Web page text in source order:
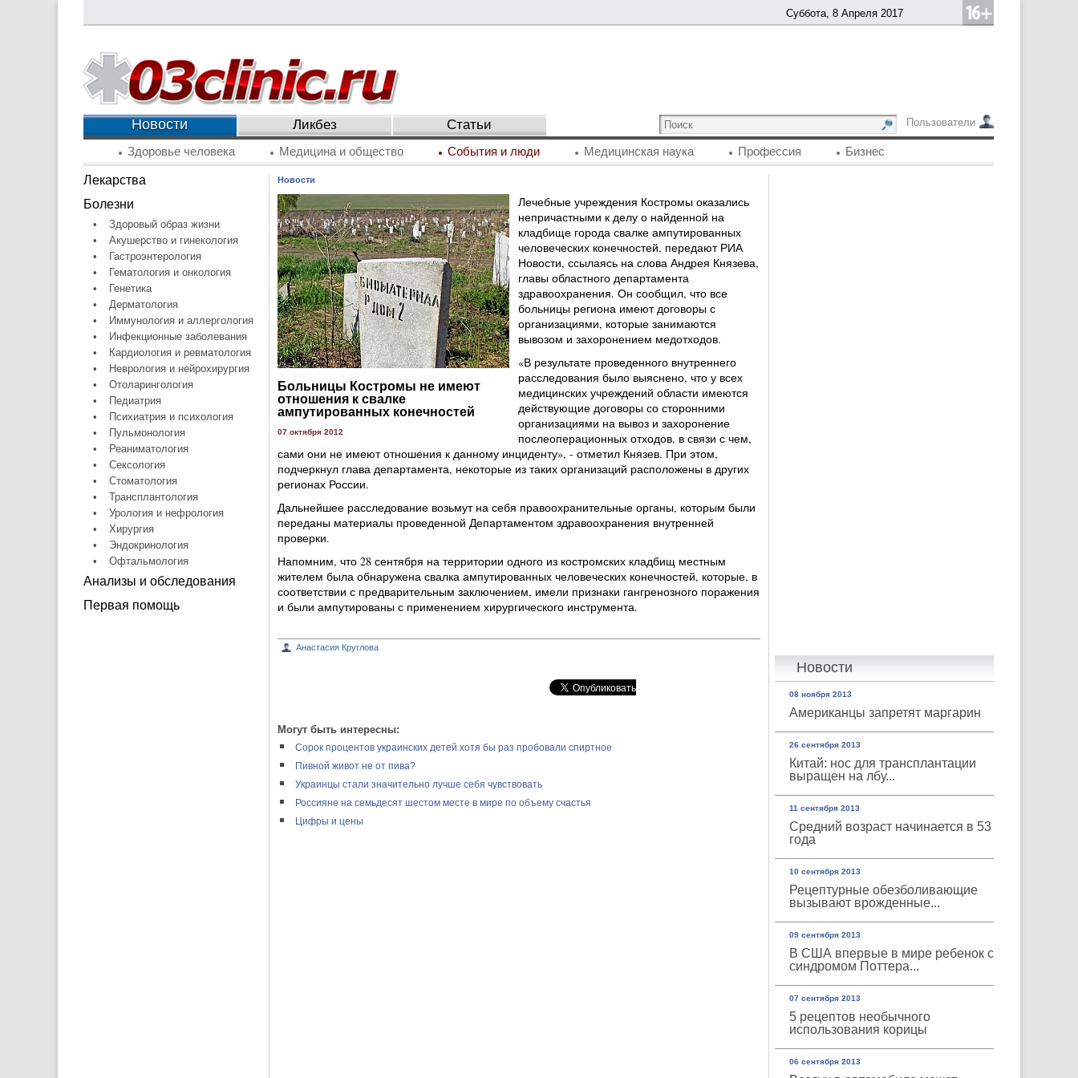
Суббота, 8 Апреля 2017
Пользователи
Новости Ликбез Статьи
Здоровье человека Медицина и общество События и люди Медицинская наука Профессия Бизнес
Лекарства
Болезни
•
Здоровый образ жизни
•
Акушерство и гинекология
•
Гастроэнтерология
•
Гематология и онкология
•
Генетика
•
Дерматология
•
Иммунология и аллергология
•
Инфекционные заболевания
•
Кардиология и ревматология
•
Неврология и нейрохирургия
•
Отоларингология
•
Педиатрия
•
Психиатрия и психология
•
Пульмонология
•
Реаниматология
•
Сексология
•
Стоматология
•
Трансплантология
•
Урология и нефрология
•
Хирургия
•
Эндокринология
•
Офтальмология
Анализы и обследования
Первая помощь
Новости
08 ноября 2013
Американцы запретят маргарин
26 сентября 2013
Китай: нос для трансплантации
выращен на лбу...
11 сентября 2013
Средний возраст начинается в 53
года
10 сентября 2013
Рецептурные обезболивающие
вызывают врожденные...
09 сентября 2013
В США впервые в мире ребенок с
синдромом Поттера...
07 сентября 2013
5 рецептов необычного
использования корицы
06 сентября 2013
Новости
Больницы Костромы не имеют
отношения к свалке
ампутированных конечностей
07 октября 2012
Лечебные учреждения Костромы оказались
непричастными к делу о найденной на
кладбище города свалке ампутированных
человеческих конечностей, передают РИА
Новости, ссылаясь на слова Андрея Князева,
главы областного департамента
здравоохранения. Он сообщил, что все
больницы региона имеют договоры с
организациями, которые занимаются
вывозом и захоронением медотходов.
«В результате проведенного внутреннего
расследования было выяснено, что у всех
медицинских учреждений области имеются
действующие договоры со сторонними
организациями на вывоз и захоронение
послеоперационных отходов, в связи с чем,
сами они не имеют отношения к данному инциденту», - отметил Князев. При этом,
подчеркнул глава департамента, некоторые из таких организаций расположены в других
регионах России.
Дальнейшее расследование возьмут на себя правоохранительные органы, которым были
переданы материалы проведенной Департаментом здравоохранения внутренней
проверки.
Напомним, что 28 сентября на территории одного из костромских кладбищ местным
жителем была обнаружена свалка ампутированных человеческих конечностей, которые, в
соответствии с предварительным заключением, имели признаки гангренозного поражения
и были ампутированы с применением хирургического инструмента.
Анастасия Круглова
Могут быть интересны:
Сорок процентов украинских детей хотя бы раз пробовали спиртное
Пивной живот не от пива?
Украинцы стали значительно лучше себя чувствовать
Россияне на семьдесят шестом месте в мире по объему счастья
Цифры и цены